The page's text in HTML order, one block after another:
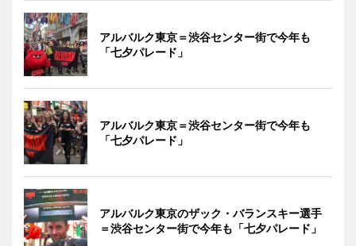
アルバルク東京＝渋谷センター街で今年も
「七夕パレード」
アルバルク東京＝渋谷センター街で今年も
「七夕パレード」
アルバルク東京のザック・バランスキー選手
＝渋谷センター街で今年も「七夕パレード」